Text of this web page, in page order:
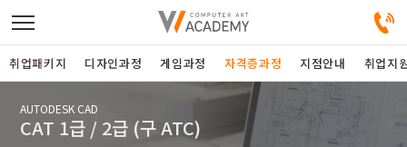
디자인정규과정
취업패키지 디자인과정 게임과정 자격증과정 지점안내 취업지
AUTODESK CAD
CAT 1급 / 2급 (구 ATC)